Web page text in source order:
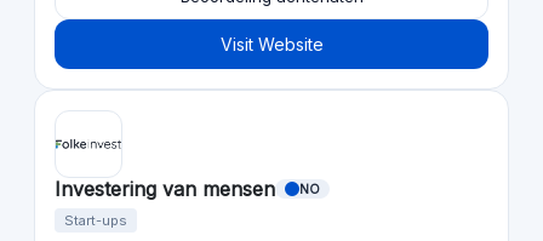
Visit Website
Investering van mensen NO
Start-ups